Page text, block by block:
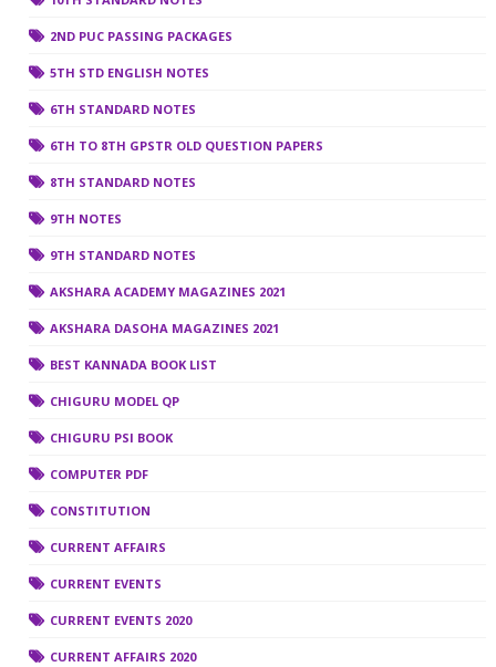
2ND PUC PASSING PACKAGES
5TH STD ENGLISH NOTES
6TH STANDARD NOTES
6TH TO 8TH GPSTR OLD QUESTION PAPERS
8TH STANDARD NOTES
9TH NOTES
9TH STANDARD NOTES
AKSHARA ACADEMY MAGAZINES 2021
AKSHARA DASOHA MAGAZINES 2021
BEST KANNADA BOOK LIST
CHIGURU MODEL QP
CHIGURU PSI BOOK
COMPUTER PDF
CONSTITUTION
CURRENT AFFAIRS
CURRENT EVENTS
CURRENT EVENTS 2020
CURRENT AFFAIRS 2020